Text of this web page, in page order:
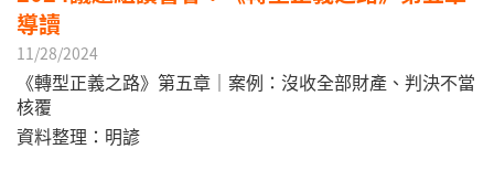
導讀
11/28/2024
《轉型正義之路》第五章｜案例：沒收全部財產、判決不當
核覆
資料整理：明諺